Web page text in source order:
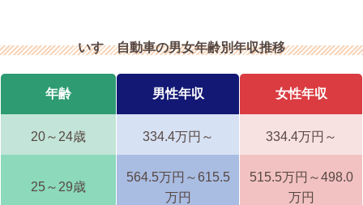
いすゞ自動車の男女年齢別年収推移
年齢 男性年収 女性年収
20～24歳 334.4万円～ 334.4万円～
25～29歳
564.5万円～615.5
万円
515.5万円～498.0
万円